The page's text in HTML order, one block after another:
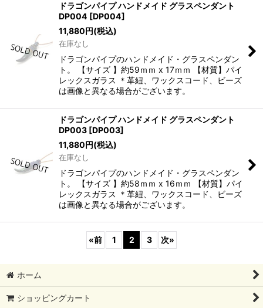
ドラゴンパイプ ハンドメイド グラスペンダント
DP004 [DP004]
11,880円(税込)
在庫なし
ドラゴンパイプのハンドメイド・グラスペンダン
ト。 【サイズ 】約59ｍｍ x 17ｍｍ 【材質】パイ
レックスガラス ＊革紐、ワックスコード、ビーズ
は画像と異なる場合がございます。
ドラゴンパイプ ハンドメイド グラスペンダント
DP003 [DP003]
11,880円(税込)
在庫なし
ドラゴンパイプのハンドメイド・グラスペンダン
ト。 【サイズ 】約58ｍｍ x 16ｍｍ 【材質】パイ
レックスガラス ＊革紐、ワックスコード、ビーズ
は画像と異なる場合がございます。
«前 1 2 3 次»
ホーム
ショッピングカート